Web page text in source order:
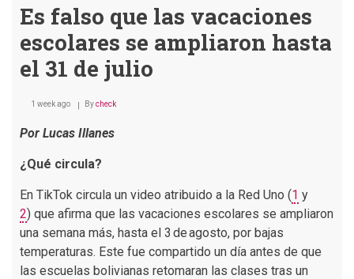
Es falso que las vacaciones
escolares se ampliaron hasta
el 31 de julio
1 week ago Bycheck
Por Lucas Illanes
¿Qué circula?
En TikTok circula un video atribuido a la Red Uno (1 y
2) que afirma que las vacaciones escolares se ampliaron
una semana más, hasta el 3 de agosto, por bajas
temperaturas. Este fue compartido un día antes de que
las escuelas bolivianas retomaran las clases tras un